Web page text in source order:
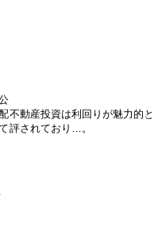
不動産投資は利回りが魅力的と
評されており…。